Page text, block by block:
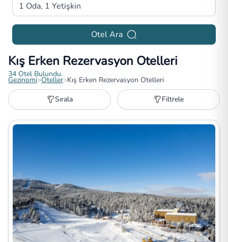
1 Oda, 1 Yetişkin
Otel Ara
Kış Erken Rezervasyon Otelleri
34 Otel Bulundu.
Gezinomi>Oteller>Kış Erken Rezervasyon Otelleri
Sırala
Filtrele